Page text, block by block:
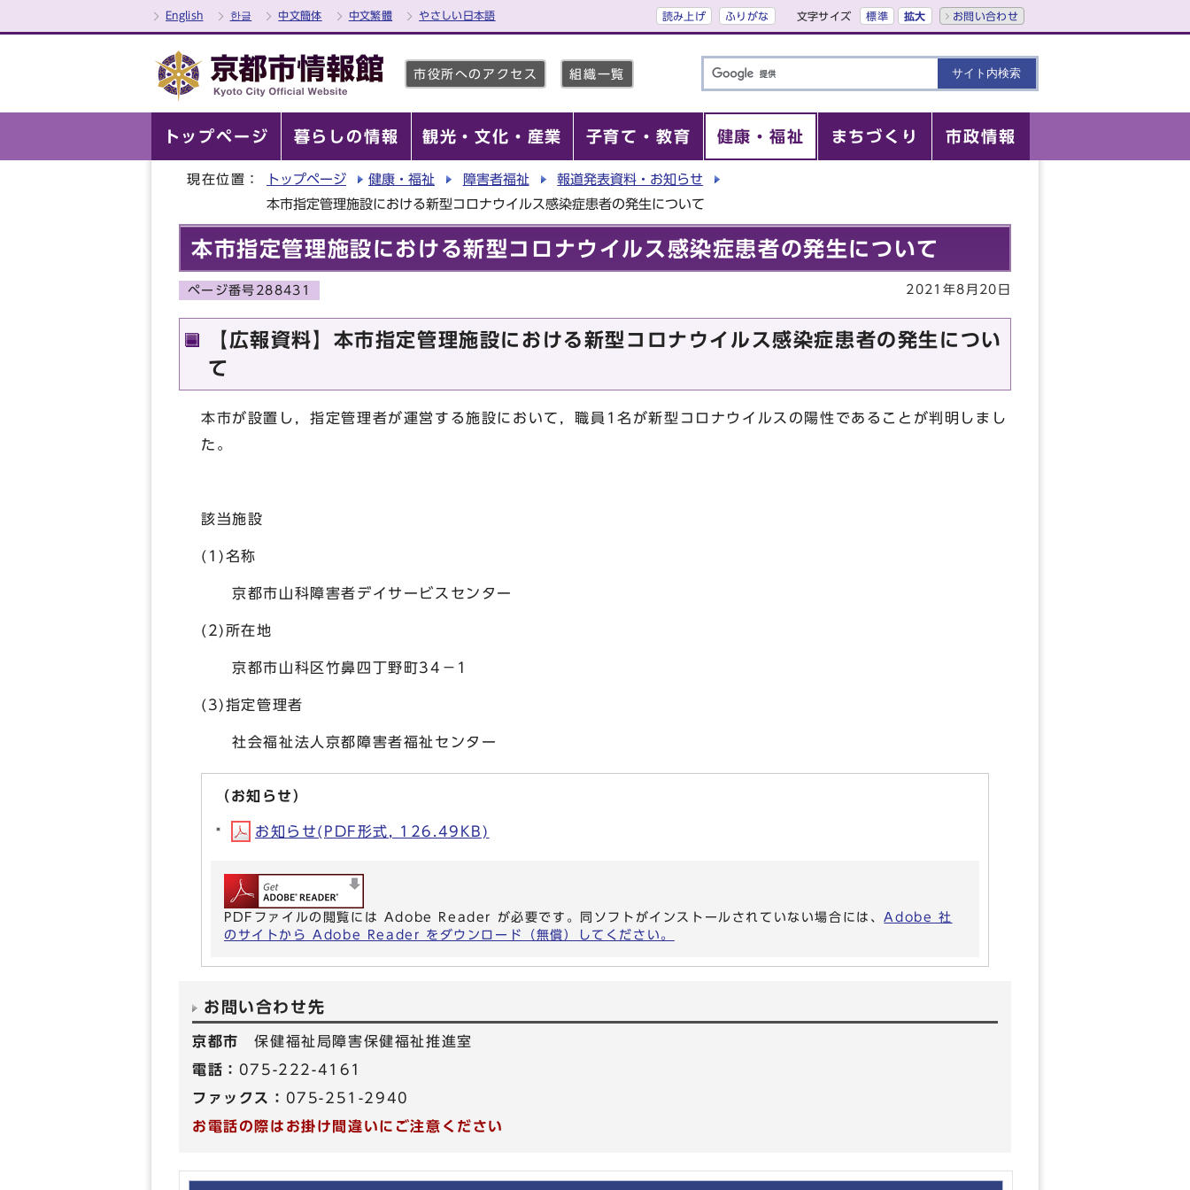
English 한글 中文簡体 中文繁體 やさしい日本語 読み上げ ふりがな 文字サイズ 標準 拡大 お問い合わせ
市役所へのアクセス 組織一覧
トップページ 暮らしの情報 観光・文化・産業 子育て・教育 健康・福祉 まちづくり 市政情報
現在位置： トップページ 健康・福祉 障害者福祉
報道発表資料・お知らせ
本市指定管理施設における新型コロナウイルス感染症患者の発生について
本市指定管理施設における新型コロナウイルス感染症患者の発生について
ページ番号288431 2021年8月20日
【広報資料】本市指定管理施設における新型コロナウイルス感染症患者の発生につい
て
本市が設置し，指定管理者が運営する施設において，職員1名が新型コロナウイルスの陽性であることが判明しまし
た。
該当施設
(1)名称
京都市山科障害者デイサービスセンター
(2)所在地
京都市山科区竹鼻四丁野町34－1
(3)指定管理者
社会福祉法人京都障害者福祉センター
（お知らせ）
お知らせ(PDF形式, 126.49KB)
PDFファイルの閲覧には Adobe Reader が必要です。同ソフトがインストールされていない場合には、Adobe 社
のサイトから Adobe Reader をダウンロード（無償）してください。
お問い合わせ先
京都市保健福祉局障害保健福祉推進室
電話： 075-222-4161
ファックス： 075-251-2940
お電話の際はお掛け間違いにご注意ください